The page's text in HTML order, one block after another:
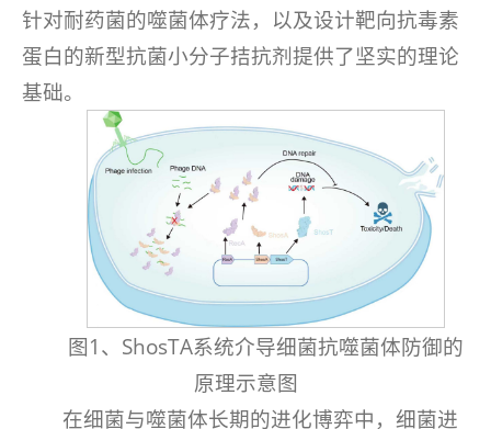
针对耐药菌的噬菌体疗法，以及设计靶向抗毒素
蛋白的新型抗菌小分子拮抗剂提供了坚实的理论
基础。
图1、ShosTA系统介导细菌抗噬菌体防御的
原理示意图
在细菌与噬菌体长期的进化博弈中，细菌进